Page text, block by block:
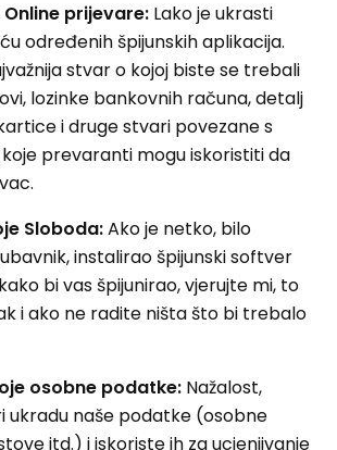
prijevare: Lako je ukrasti
određenih špijunskih aplikacija.
stvar o kojoj biste se trebali
lozinke bankovnih računa, detalj
i druge stvari povezane s
prevaranti mogu iskoristiti da
Sloboda:Ako je netko, bilo
instalirao špijunski softver
bi vas špijunirao, vjerujte mi, to
i ako ne radite ništa što bi trebalo
osobne podatke: Nažalost,
ukradu naše podatke (osobne
itd.) i iskoriste ih za ucjenjivanje